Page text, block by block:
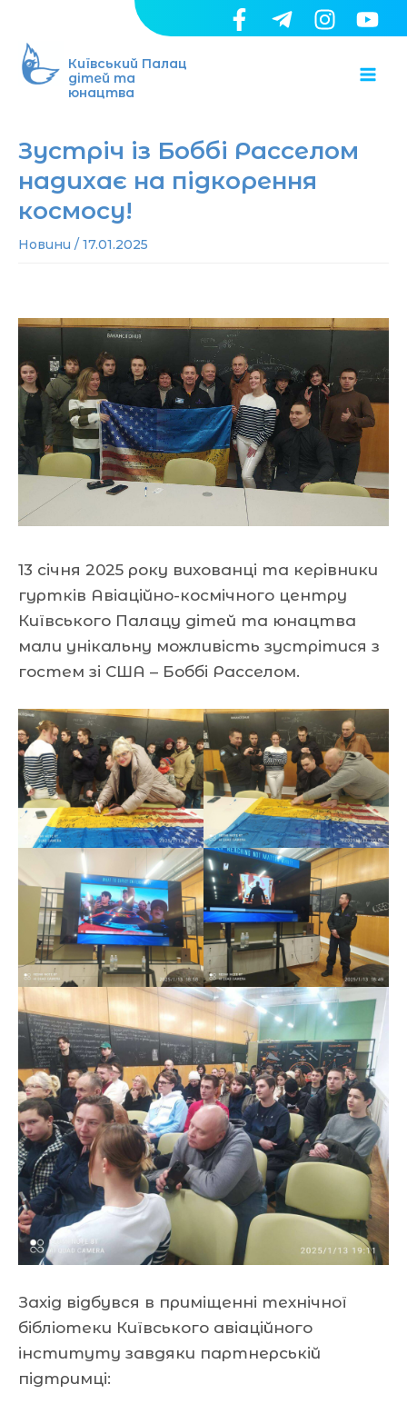
вмісту
Київський Палац
дітей та
юнацтва
Зустріч із Боббі Расселом
надихає на підкорення
космосу!
Новини / 17.01.2025
13 січня 2025 року вихованці та керівники
гуртків Авіаційно-космічного центру
Київського Палацу дітей та юнацтва
мали унікальну можливість зустрітися з
гостем зі США – Боббі Расселом.
Захід відбувся в приміщенні технічної
бібліотеки Київського авіаційного
інституту завдяки партнерській
підтримці: